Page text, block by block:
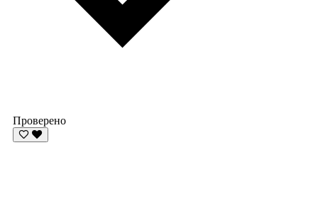
Проверено